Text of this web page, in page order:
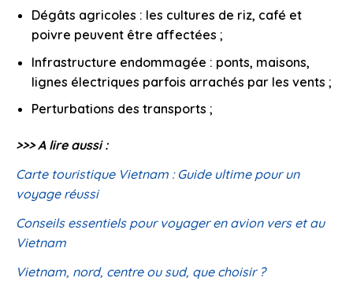
Dégâts agricoles : les cultures de riz, café et
poivre peuvent être affectées ;
Infrastructure endommagée : ponts, maisons,
lignes électriques parfois arrachés par les vents ;
Perturbations des transports ;
>>> A lire aussi :
Carte touristique Vietnam : Guide ultime pour un
voyage réussi
Conseils essentiels pour voyager en avion vers et au
Vietnam
Vietnam, nord, centre ou sud, que choisir ?